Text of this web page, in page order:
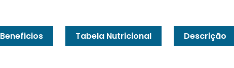
Beneficios Tabela Nutricional Descrição